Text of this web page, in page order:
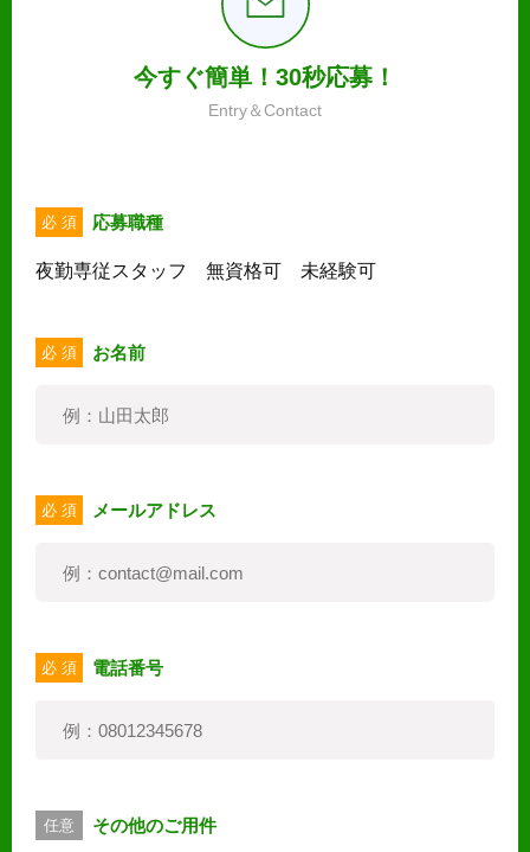
今すぐ簡単！30秒応募！
Entry＆Contact
必 須 応募職種
夜勤専従スタッフ 無資格可 未経験可
必 須 お名前
必 須 メールアドレス
必 須 電話番号
任意 その他のご用件